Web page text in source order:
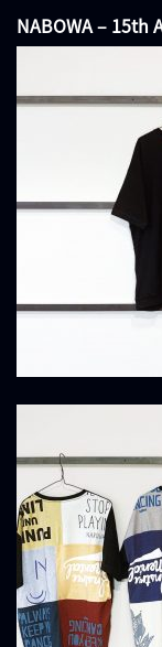
NABOWA – 15th